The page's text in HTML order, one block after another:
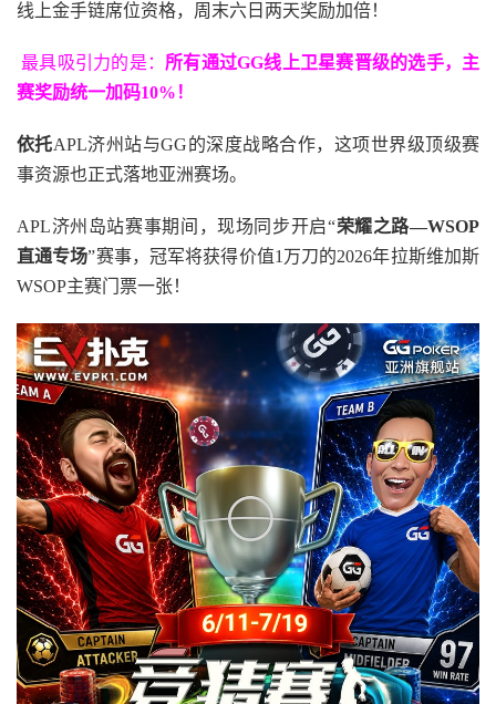
线上金手链席位资格， 周末六日两天奖励加倍！
最具吸引力的是： 所有通过GG线上卫星赛晋级的选手，主
赛奖励统一加码10% ！
依托APL济州站与GG的深度战略合作，这项世界级顶级赛
事资源也正式落地亚洲赛场。
APL济州岛站赛事期间，现场同步开启“荣耀之路—WSOP
直通专场”赛事，冠军将获得价值1万刀的2026年拉斯维加斯
WSOP主赛门票一张！